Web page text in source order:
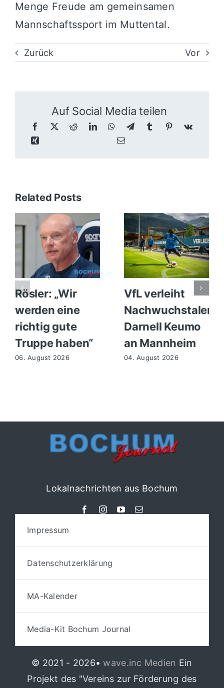
Menge Freude am gemeinsamen
Mannschaftssport im Muttental.
Zurück Vor
Auf Social Media teilen
Related Posts
Rösler: „Wir
werden eine
richtig gute
Truppe haben“
06. August 2026
VfL verleiht
Nachwuchstalent
Darnell Keumo
an Mannheim
04. August 2026
Lokalnachrichten aus Bochum
Impressum
Datenschutzerklärung
MA-Kalender
Media-Kit Bochum Journal
© 2021 - 2026•wave.inc Medien Ein
Projekt des "Vereins zur Förderung des